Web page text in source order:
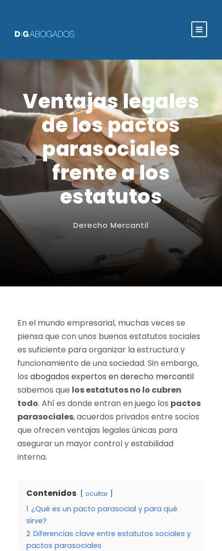
Ventajas legales
de los pactos
parasociales
frente a los
estatutos
Derecho Mercantil
En el mundo empresarial, muchas veces se
piensa que con unos buenos estatutos sociales
es suficiente para organizar la estructura y
funcionamiento de una sociedad. Sin embargo,
los abogados expertos en derecho mercantil
sabemos que los estatutos no lo cubren
todo. Ahí es donde entran en juego los pactos
parasociales, acuerdos privados entre socios
que ofrecen ventajas legales únicas para
asegurar un mayor control y estabilidad
interna.
Contenidos ocultar
1 ¿Qué es un pacto parasocial y para qué
sirve?
2 Diferencias clave entre estatutos sociales y
pactos parasociales